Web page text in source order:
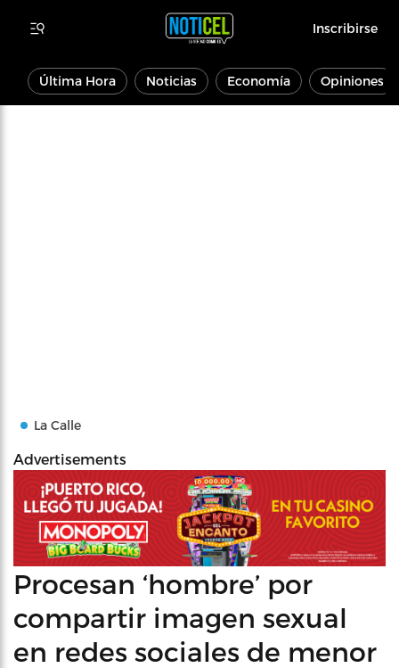
Inscribirse
Última Hora Noticias Economía Opiniones
La Calle
Advertisements
Procesan ‘hombre’ por
compartir imagen sexual
en redes sociales de menor